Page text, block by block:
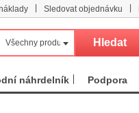
Sledovat objednávku
Všechny produkt
náhrdelník Podpora